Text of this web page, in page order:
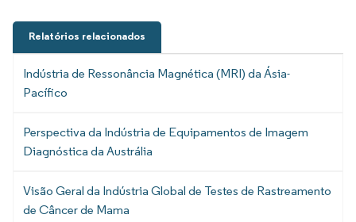
Relatórios relacionados
Indústria de Ressonância Magnética (MRI) da Ásia-
Pacífico
Perspectiva da Indústria de Equipamentos de Imagem
Diagnóstica da Austrália
Visão Geral da Indústria Global de Testes de Rastreamento
de Câncer de Mama